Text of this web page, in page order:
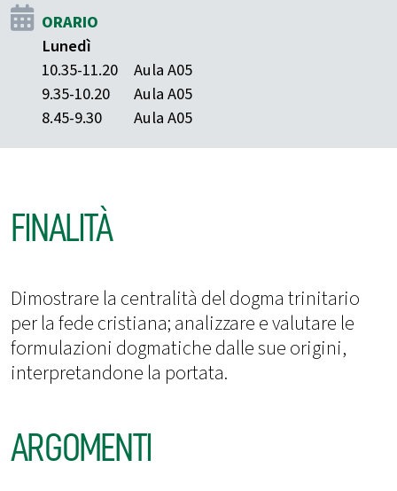
ORARIO
Lunedì
10.35-11.20
Aula A05
9.35-10.20
Aula A05
8.45-9.30
Aula A05
FINALITÀ
Dimostrare la centralità del dogma trinitario
per la fede cristiana; analizzare e valutare le
formulazioni dogmatiche dalle sue origini,
interpretandone la portata.
ARGOMENTI